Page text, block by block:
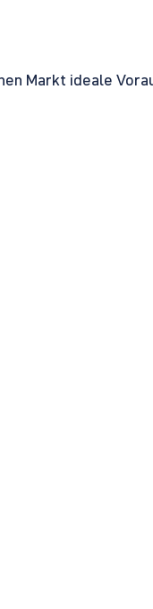
Markt ideale